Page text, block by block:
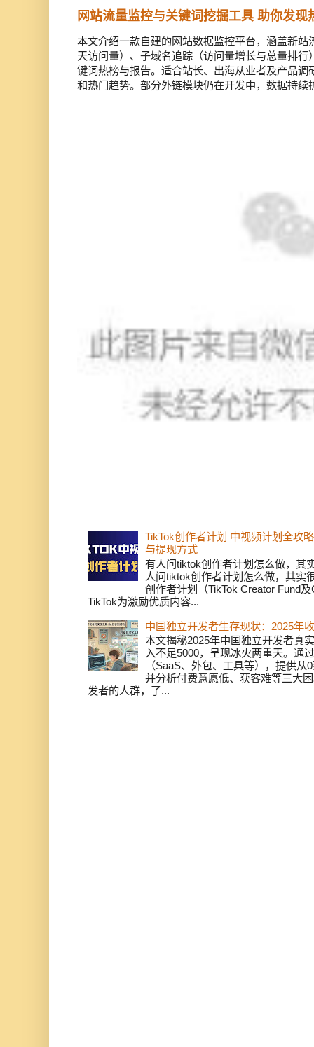
网站流量监控与关键词挖掘工具 助你发现
本文介绍一款自建的网站数据监控平台，涵盖新站
天访问量）、子域名追踪（访问量增长与总量排
键词热榜与报告。适合站长、出海从业者及产品
和热门趋势。部分外链模块仍在开发中，数据持续
TikTok创作者计划 中视频计划全攻
与提现方式
有人问tiktok创作者计划怎么做，其
人问tiktok创作者计划怎么做，其实
创作者计划（TikTok Creator Fund
TikTok为激励优质内容...
中国独立开发者生存现状：2025年
本文揭秘2025年中国独立开发者真
入不足5000，呈现冰火两重天。通
（SaaS、外包、工具等），提供
并分析付费意愿低、获客难等三大
发者的人群，了...